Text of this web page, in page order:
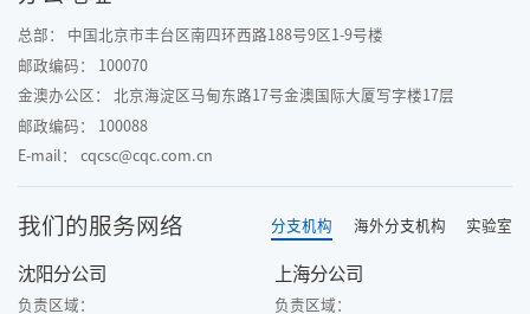
总部： 中国北京市丰台区南四环西路188号9区1-9号楼
邮政编码： 100070
金澳办公区： 北京海淀区马甸东路17号金澳国际大厦写字楼17层
邮政编码： 100088
E-mail： cqcsc@cqc.com.cn
我们的服务网络 分支机构 海外分支机构 实验室
沈阳分公司
负责区域：
上海分公司
负责区域：